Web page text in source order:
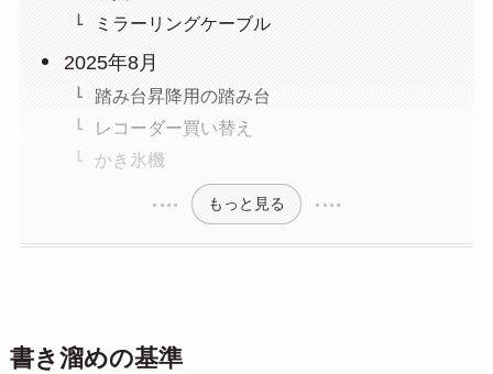
ミラーリングケーブル
2025年8月
踏み台昇降用の踏み台
レコーダー買い替え
かき氷機
もっと見る
書き溜めの基準